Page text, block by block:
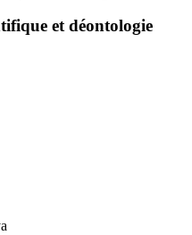
et déontologie